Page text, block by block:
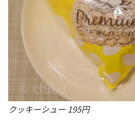
クッキーシュー 195円